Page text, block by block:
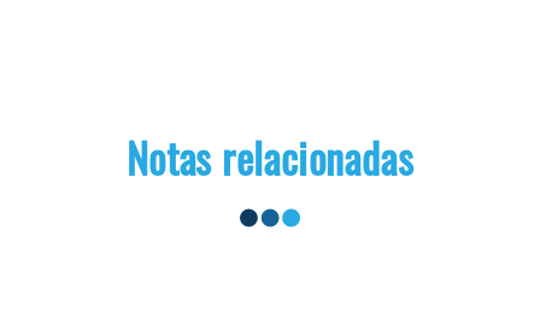
Notas relacionadas